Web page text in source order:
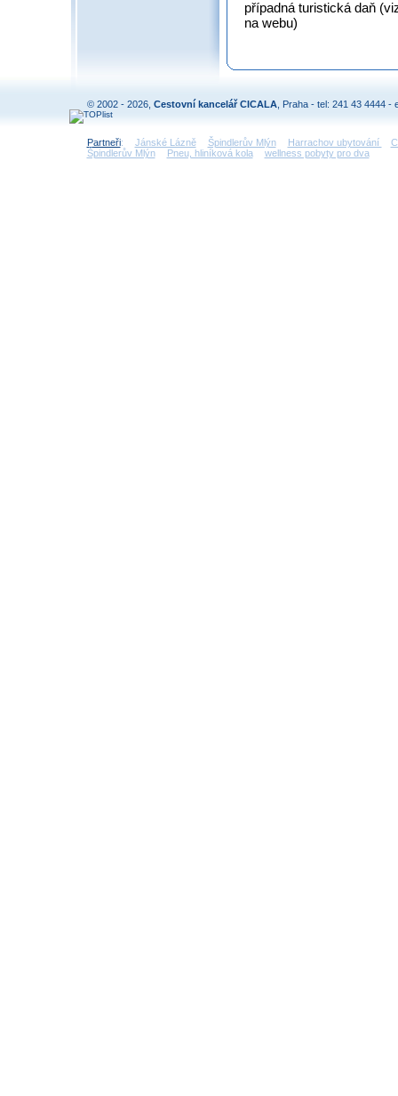
případná turistická daň
na webu)
© 2002 - 2026, Cestovní kancelář CICALA , Praha - tel: 241 43 4444 -
Partneři: Jánské Lázně Špindlerův Mlýn Harrachov ubytování
Špindlerův Mlýn
Pneu, hliníková kola wellness pobyty pro dva